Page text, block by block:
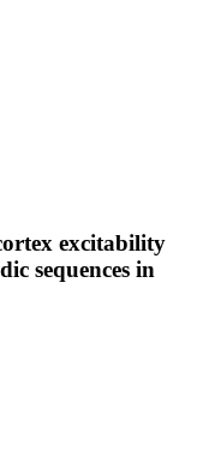
excitability
sequences in